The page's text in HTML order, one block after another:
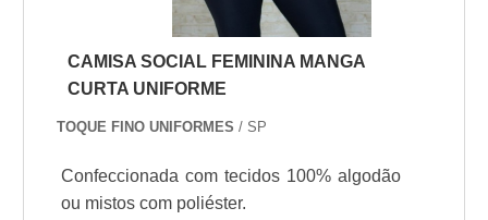
CAMISA SOCIAL FEMININA MANGA
CURTA UNIFORME
TOQUE FINO UNIFORMES / SP
Confeccionada com tecidos 100% algodão
ou mistos com poliéster.